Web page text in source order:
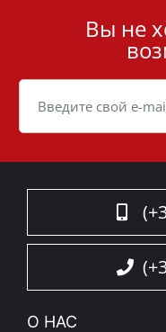
Cookie
Вы не
О НАС